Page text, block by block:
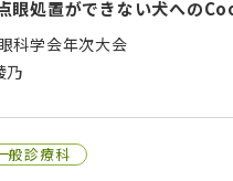
眼処置ができない犬への
科学会年次大会
乃
般診療科